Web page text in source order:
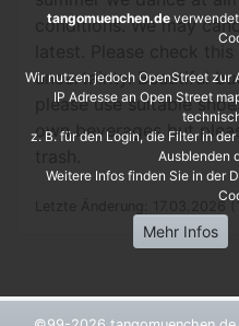
conditions. We may
uncertainty. Beautiful
please use suitable
own beverages but
Letzte Änderung: 17.03.2026
tangomuenchen.de
Wir nutzen jedoch OpenStreet zur
IP Adresse an Open Street
z. B. für den Login, die Filter in
Ausblenden
Weitere Infos finden Sie in der
Mehr Infos